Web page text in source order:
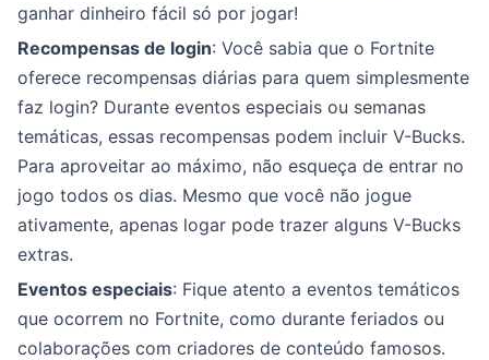
ganhar dinheiro fácil só por jogar!
Recompensas de login: Você sabia que o Fortnite
oferece recompensas diárias para quem simplesmente
faz login? Durante eventos especiais ou semanas
temáticas, essas recompensas podem incluir V-Bucks.
Para aproveitar ao máximo, não esqueça de entrar no
jogo todos os dias. Mesmo que você não jogue
ativamente, apenas logar pode trazer alguns V-Bucks
extras.
Eventos especiais: Fique atento a eventos temáticos
que ocorrem no Fortnite, como durante feriados ou
colaborações com criadores de conteúdo famosos.